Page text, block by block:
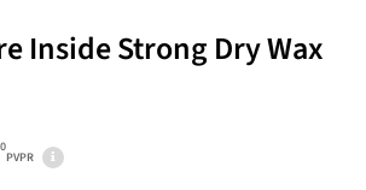
Inside Strong Dry Wax
PVPR